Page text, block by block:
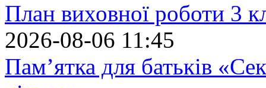
План виховної роботи 3
2026-08-06 11:45
Пам’ятка для батьків